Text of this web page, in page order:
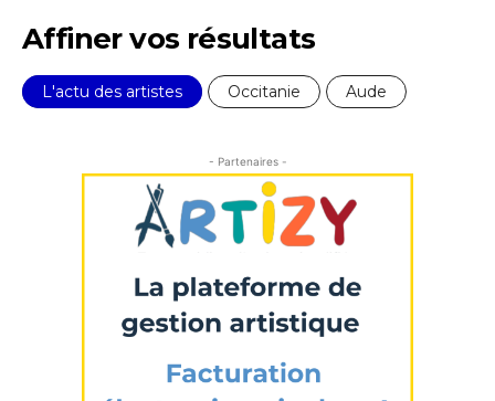
Affiner vos résultats
L'actu des artistes Occitanie Aude
- Partenaires -